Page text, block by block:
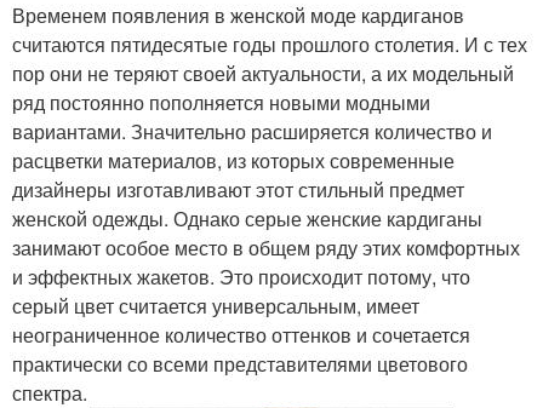
Временем появления в женской моде кардиганов
считаются пятидесятые годы прошлого столетия. И с тех
пор они не теряют своей актуальности, а их модельный
ряд постоянно пополняется новыми модными
вариантами. Значительно расширяется количество и
расцветки материалов, из которых современные
дизайнеры изготавливают этот стильный предмет
женской одежды. Однако серые женские кардиганы
занимают особое место в общем ряду этих комфортных
и эффектных жакетов. Это происходит потому, что
серый цвет считается универсальным, имеет
неограниченное количество оттенков и сочетается
практически со всеми представителями цветового
спектра.